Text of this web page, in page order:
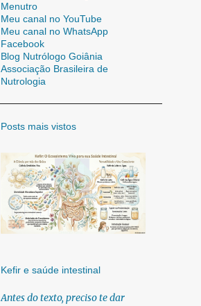
abr. 2011
mai. 2011
jun. 2011
jul. 2011
ago. 2011 22
set. 2011
nov. 2011 12
dez. 2011 19
2012 111
fev. 2012
mar. 2012
Menutro
Meu canal no YouTube
Meu canal no WhatsApp
Facebook
Blog Nutrólogo Goiânia
Associação Brasileira de
Nutrologia
Posts mais vistos
Kefir e saúde intestinal
Antes do texto, preciso te dar